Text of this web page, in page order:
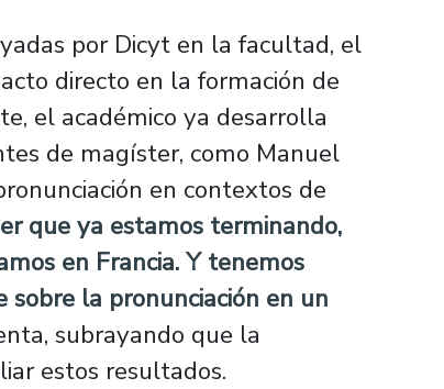
por Dicyt en la facultad, el
directo en la formación de
el académico ya desarrolla
de magíster, como Manuel
en contextos de
que ya estamos terminando,
en Francia. Y tenemos
la pronunciación en un
subrayando que la
estos resultados.